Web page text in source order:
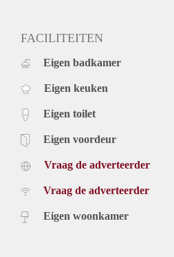
FACILITEITEN
Eigen badkamer
Eigen keuken
Eigen toilet
Eigen voordeur
Vraag de adverteerder
Vraag de adverteerder
Eigen woonkamer